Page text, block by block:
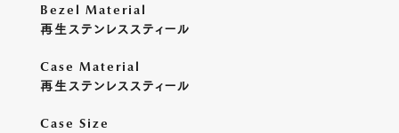
Bezel Material
再生ステンレススティール
Case Material
再生ステンレススティール
Case Size